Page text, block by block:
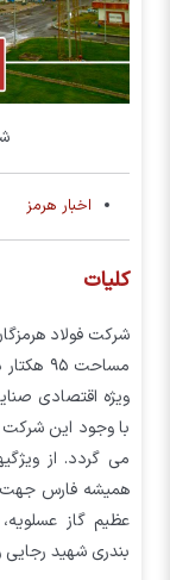
اخبار هرمز
کلیات
شرکت فولاد
ویژه اقتصادی
با وجود این
می گردد. از
همیشه فارس جهت
عظیم گاز
بندری شهید